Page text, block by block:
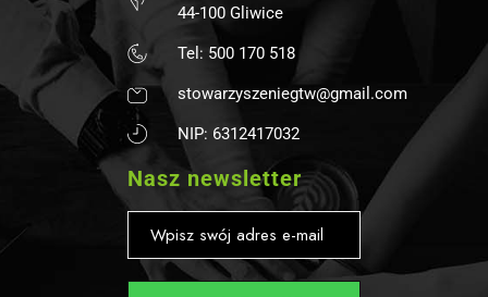
44-100 Gliwice
Tel: 500 170 518
stowarzyszeniegtw@gmail.com
NIP: 6312417032
Nasz newsletter